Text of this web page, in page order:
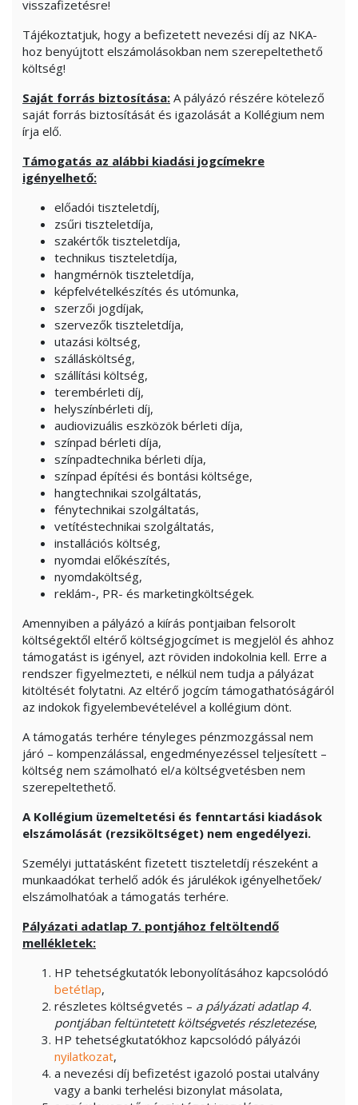
visszafizetésre!
Tájékoztatjuk, hogy a befizetett nevezési díj az NKA-
hoz benyújtott elszámolásokban nem szerepeltethető
költség!
Saját forrás biztosítása: A pályázó részére kötelező
saját forrás biztosítását és igazolását a Kollégium nem
írja elő.
Támogatás az alábbi kiadási jogcímekre
igényelhető:
előadói tiszteletdíj,
zsűri tiszteletdíja,
szakértők tiszteletdíja,
technikus tiszteletdíja,
hangmérnök tiszteletdíja,
képfelvételkészítés és utómunka,
szerzői jogdíjak,
szervezők tiszteletdíja,
utazási költség,
szállásköltség,
szállítási költség,
terembérleti díj,
helyszínbérleti díj,
audiovizuális eszközök bérleti díja,
színpad bérleti díja,
színpadtechnika bérleti díja,
színpad építési és bontási költsége,
hangtechnikai szolgáltatás,
fénytechnikai szolgáltatás,
vetítéstechnikai szolgáltatás,
installációs költség,
nyomdai előkészítés,
nyomdaköltség,
reklám-, PR- és marketingköltségek.
Amennyiben a pályázó a kiírás pontjaiban felsorolt
költségektől eltérő költségjogcímet is megjelöl és ahhoz
támogatást is igényel, azt röviden indokolnia kell. Erre a
rendszer figyelmezteti, e nélkül nem tudja a pályázat
kitöltését folytatni. Az eltérő jogcím támogathatóságáról
az indokok figyelembevételével a kollégium dönt.
A támogatás terhére tényleges pénzmozgással nem
járó – kompenzálással, engedményezéssel teljesített –
költség nem számolható el/a költségvetésben nem
szerepeltethető.
A Kollégium üzemeltetési és fenntartási kiadások
elszámolását (rezsiköltséget) nem engedélyezi.
Személyi juttatásként fizetett tiszteletdíj részeként a
munkaadókat terhelő adók és járulékok igényelhetőek/
elszámolhatóak a támogatás terhére.
Pályázati adatlap 7. pontjához feltöltendő
mellékletek:
HP tehetségkutatók lebonyolításához kapcsolódó
betétlap,
részletes költségvetés – a pályázati adatlap 4.
pontjában feltüntetett költségvetés részletezése,
HP tehetségkutatókhoz kapcsolódó pályázói
nyilatkozat,
a nevezési díj befizetést igazoló postai utalvány
vagy a banki terhelési bizonylat másolata,